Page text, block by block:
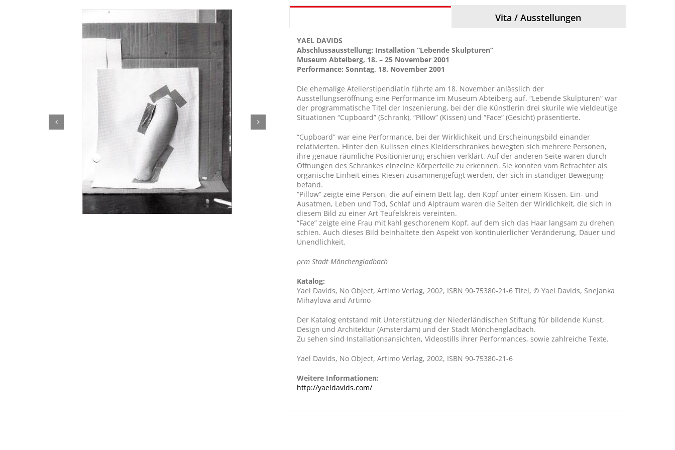
Vita / Ausstellungen
YAEL DAVIDS
Abschlussausstellung: Installation “Lebende Skulpturen”
Museum Abteiberg, 18. – 25 November 2001
Performance: Sonntag, 18. November 2001
Die ehemalige Atelierstipendiatin führte am 18. November anlässlich der
Ausstellungseröffnung eine Performance im Museum Abteiberg auf. “Lebende Skulpturen” war
der programmatische Titel der Inszenierung, bei der die Künstlerin drei skurile wie vieldeutige
Situationen “Cupboard” (Schrank), “Pillow” (Kissen) und “Face” (Gesicht) präsentierte.
“Cupboard” war eine Performance, bei der Wirklichkeit und Erscheinungsbild einander
relativierten. Hinter den Kulissen eines Kleiderschrankes bewegten sich mehrere Personen,
ihre genaue räumliche Positionierung erschien verklärt. Auf der anderen Seite waren durch
Öffnungen des Schrankes einzelne Körperteile zu erkennen. Sie konnten vom Betrachter als
organische Einheit eines Riesen zusammengefügt werden, der sich in ständiger Bewegung
befand.
“Pillow” zeigte eine Person, die auf einem Bett lag, den Kopf unter einem Kissen. Ein- und
Ausatmen, Leben und Tod, Schlaf und Alptraum waren die Seiten der Wirklichkeit, die sich in
diesem Bild zu einer Art Teufelskreis vereinten.
“Face” zeigte eine Frau mit kahl geschorenem Kopf, auf dem sich das Haar langsam zu drehen
schien. Auch dieses Bild beinhaltete den Aspekt von kontinuierlicher Veränderung, Dauer und
Unendlichkeit.
prm Stadt Mönchengladbach
Katalog:
Yael Davids, No Object, Artimo Verlag, 2002, ISBN 90-75380-21-6 Titel, © Yael Davids, Snejanka
Mihaylova and Artimo
Der Katalog entstand mit Unterstützung der Niederländischen Stiftung für bildende Kunst,
Design und Architektur (Amsterdam) und der Stadt Mönchengladbach.
Zu sehen sind Installationsansichten, Videostills ihrer Performances, sowie zahlreiche Texte.
Yael Davids, No Object, Artimo Verlag, 2002, ISBN 90-75380-21-6
Weitere Informationen:
http://yaeldavids.com/